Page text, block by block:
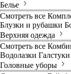
Белье
Смотреть все
Блузки и рубашки
Верхняя одежда
Смотреть все
Водолазки Галстуки
Головные уборы